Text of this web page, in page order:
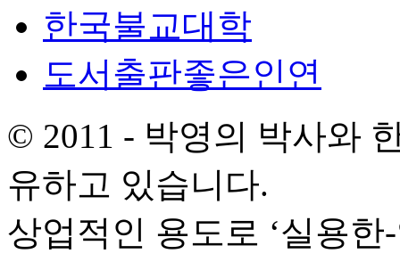
한국불교대학
도서출판좋은인연
© 2011 - 박영의 박사와
유하고 있습니다.
상업적인 용도로 ‘실용